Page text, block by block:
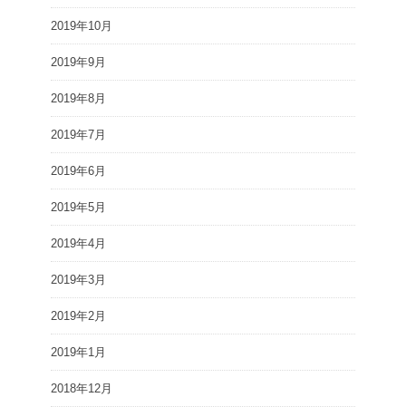
2019年10月
2019年9月
2019年8月
2019年7月
2019年6月
2019年5月
2019年4月
2019年3月
2019年2月
2019年1月
2018年12月